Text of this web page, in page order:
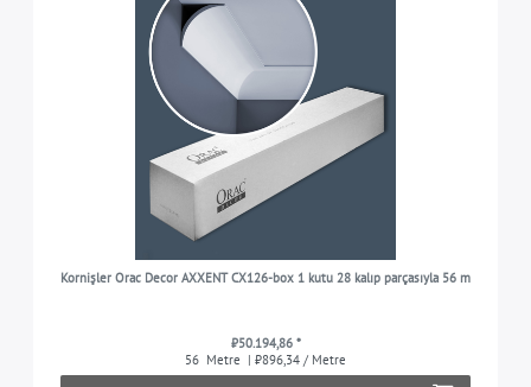
Kornişler Orac Decor AXXENT CX126-box 1 kutu 28 kalıp parçasıyla 56 m
₺50.194,86 *
56 Metre | ₺896,34 / Metre